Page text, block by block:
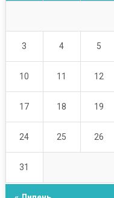
3 4 5
10 11 12
17 18 19
24 25 26
31